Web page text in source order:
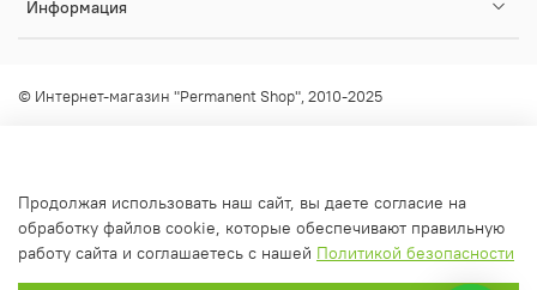
Информация
© Интернет-магазин "Permanent Shop", 2010-2025
Продолжая использовать наш сайт, вы даете согласие на
обработку файлов cookie, которые обеспечивают правильную
работу сайта и соглашаетесь с нашей Политикой безопасности